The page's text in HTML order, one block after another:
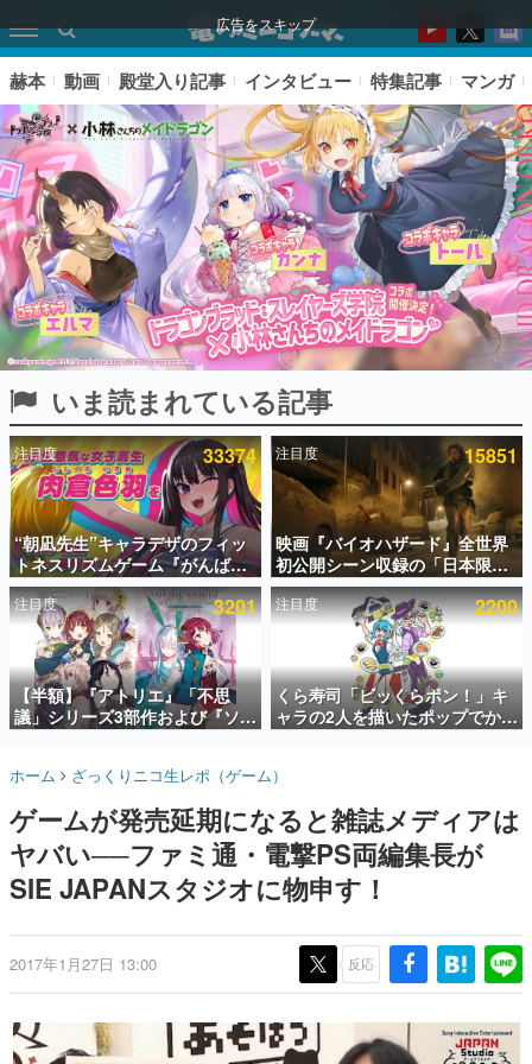
広告をスキップ
ピックアップ
電ファミのいま読まれている記事ランキング
アプリセール情報
インタビュー
連載・特集一覧
殿堂入り記事
SNS拡散数が数千以上！ ページビュー数万以上！ などな
ど。多くの人々に読まれた、電ファミ渾身の“殿堂入り”記
事をまとめました。
名作ゲームクリエイターの方々に製作時のエピソードをお
きます。
赫本
この物語を解いてはいけない。『赫本』は、〈試験問題〉
の形をした短編ホラー小説集です。
これからのデジタルゲーム市場を担う若きクリエイター達
の姿を追い、彼らのルーツと情熱を探っていきます。
ゲーム世代の作家たち
赫本 動画 殿堂入り記事 インタビュー 特集記事 マンガ
いま読まれている記事
注目度 33374
“朝凪先生”キャラデザのフィッ
トネスリズムゲーム『がんば
れ！チアリズム』Steamストア
ページが公開。キャラクターの
CVは陽向葵ゅかさん
注目度 15851
映画『バイオハザード』全世界
初公開シーン収録の「日本限
定」予告映像が解禁。バイオの
日（8月10日）にあわせて、
「ラクーンシティ総合病院」へ
行く配達人の姿が披露
注目度 3201
【半額】『アトリエ』「不思
議」シリーズ3部作および『ソフ
ィーのアトリエ2』公式画集の
ルが開催中。各作品の設定画や
んに収録
注目度 2200
くら寿司「ビッくらポン！」キ
ャラの2人を描いたポップでかわ
いいコラボイラストが公開。コ
シャツ&ステッカーがアソビシ
売へ
ホーム ざっくりニコ生レポ（ゲーム）
ゲームが発売延期になると雑誌メディアは
ヤバい──ファミ通・電撃PS両編集長が
SIE JAPANスタジオに物申す！
2017年1月27日 13:00 反応